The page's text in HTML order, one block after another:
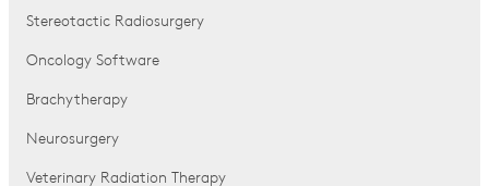
Stereotactic Radiosurgery
Oncology Software
Brachytherapy
Neurosurgery
Veterinary Radiation Therapy